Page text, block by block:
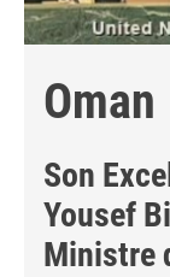
Oman
Son
Yousef
Ministre